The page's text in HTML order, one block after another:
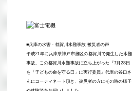
■兵庫の水害・都賀川水難事故 被災者の声
平成21年に兵庫県神戸市灘区の都賀川で発生した水難
事故。この都賀川水難事故に立ち上がった『7月28日
を「子どもの命を守る日」に実行委員』代表の谷口さ
んにコーディネート頂き、被災者の方にその時の様子